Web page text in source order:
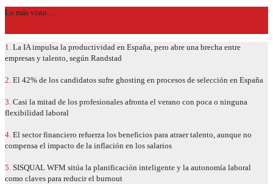
Lo más visto…
1. La IA impulsa la productividad en España, pero abre una brecha entre
empresas y talento, según Randstad
2. El 42% de los candidatos sufre ghosting en procesos de selección en España
3. Casi la mitad de los profesionales afronta el verano con poca o ninguna
flexibilidad laboral
4. El sector financiero refuerza los beneficios para atraer talento, aunque no
compensa el impacto de la inflación en los salarios
5. SISQUAL WFM sitúa la planificación inteligente y la autonomía laboral
como claves para reducir el burnout